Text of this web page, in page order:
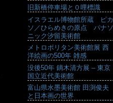
旧新橋停車場と０哩標識
イスラエル博物館所蔵 ピカ
ソ／ひらめきの原点 パナソ
ニック汐留美術館
メトロポリタン美術館展 西
洋絵画の500年 雑感
没後50年 鏑木清方展 – 東京
国立近代美術館
富山県水墨美術館 田渕俊夫
と日本画の世界